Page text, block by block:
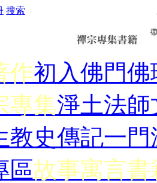
搜索
作初入佛門佛
專集淨土法師
教史傳記一門
區故事寓言書